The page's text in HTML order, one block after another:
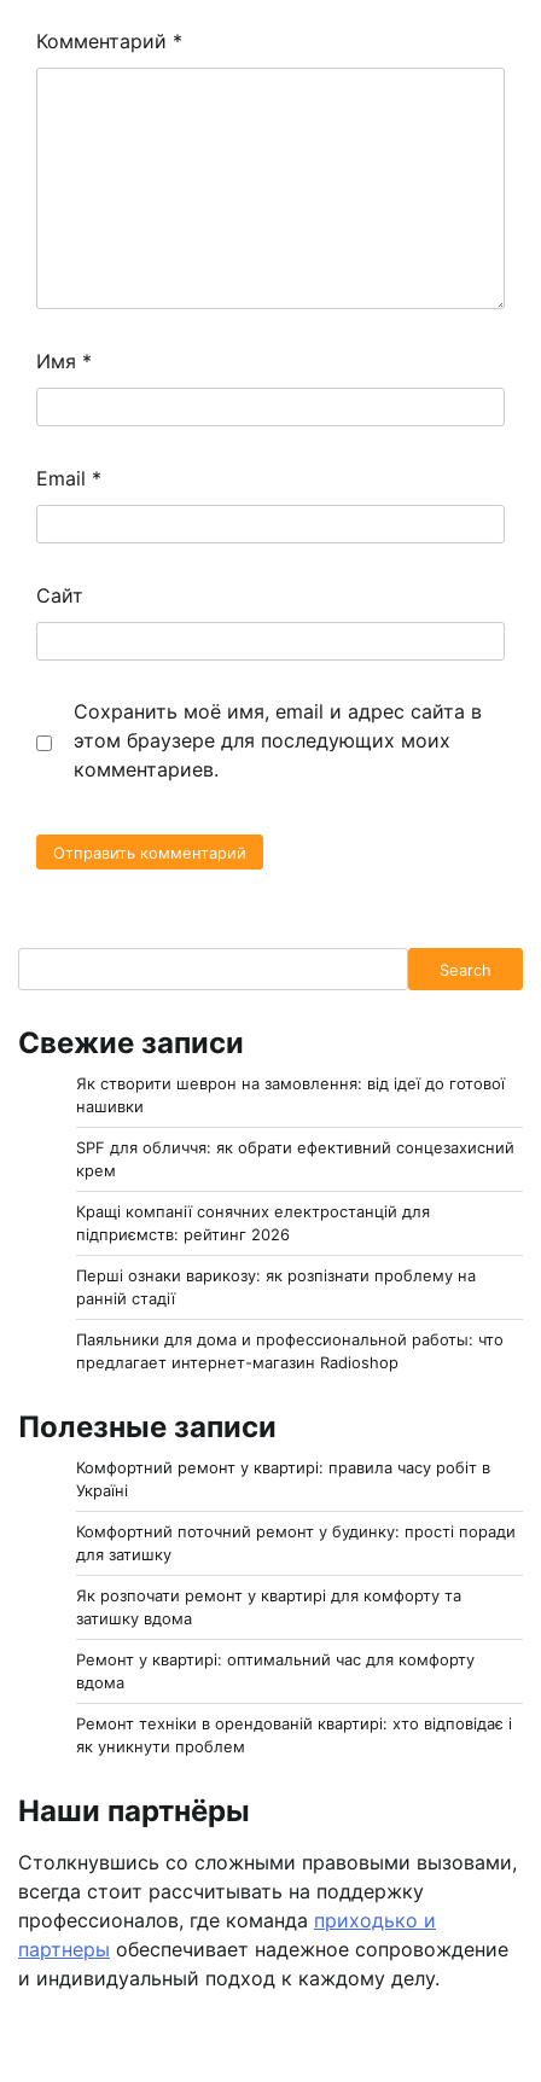
Комментарий *
Имя *
Email *
Сайт
Сохранить моё имя, email и адрес сайта в
этом браузере для последующих моих
комментариев.
Search
Свежие записи
Як створити шеврон на замовлення: від ідеї до готової
нашивки
SPF для обличчя: як обрати ефективний сонцезахисний
крем
Кращі компанії сонячних електростанцій для
підприємств: рейтинг 2026
Перші ознаки варикозу: як розпізнати проблему на
ранній стадії
Паяльники для дома и профессиональной работы: что
предлагает интернет-магазин Radioshop
Полезные записи
Комфортний ремонт у квартирі: правила часу робіт в
Україні
Комфортний поточний ремонт у будинку: прості поради
для затишку
Як розпочати ремонт у квартирі для комфорту та
затишку вдома
Ремонт у квартирі: оптимальний час для комфорту
вдома
Ремонт техніки в орендованій квартирі: хто відповідає і
як уникнути проблем
Наши партнёры
Столкнувшись со сложными правовыми вызовами,
всегда стоит рассчитывать на поддержку
профессионалов, где команда приходько и
партнеры обеспечивает надежное сопровождение
и индивидуальный подход к каждому делу.